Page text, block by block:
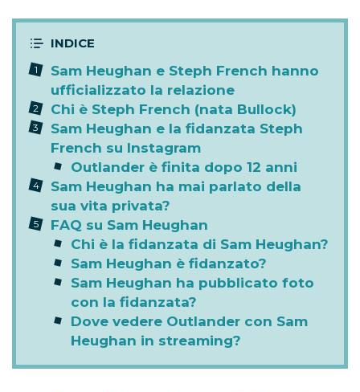
Sam Heughan e Steph French hanno
ufficializzato la relazione
Chi è Steph French (nata Bullock)
Sam Heughan e la fidanzata Steph
French su Instagram
Outlander è finita dopo 12 anni
Sam Heughan ha mai parlato della
sua vita privata?
FAQ su Sam Heughan
Chi è la fidanzata di Sam Heughan?
Sam Heughan è fidanzato?
Sam Heughan ha pubblicato foto
con la fidanzata?
Dove vedere Outlander con Sam
Heughan in streaming?